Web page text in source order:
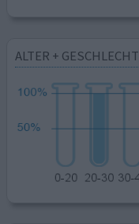
ALTER + GESCHLECHT